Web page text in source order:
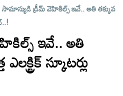
సామాన్యుడి డ్రీమ్ వెహికిల్స్ ఇవే.. అతి తక్కువ
ఇవే.. అతి
స్కూటర్లు